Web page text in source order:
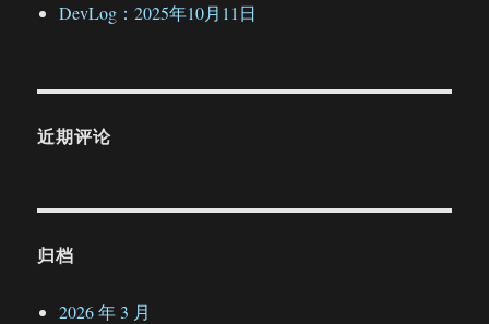
DevLog：2025年10月11日
近期评论
归档
2026 年 3 月